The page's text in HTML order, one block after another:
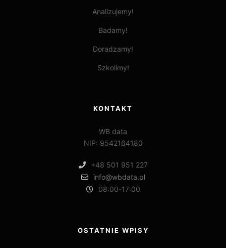
Analizujemy!
Badamy!
Doradzamy!
Szkolimy!
KONTAKT
WB data
NIP: 9542164180
+48 501 951 227
info@wbdata.pl
08:00-17:00
OSTATNIE WPISY